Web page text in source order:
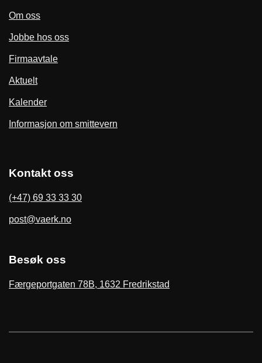
Om oss
Jobbe hos oss
Firmaavtale
Aktuelt
Kalender
Informasjon om smittevern
Kontakt oss
(+47) 69 33 33 30
post@vaerk.no
Besøk oss
Færgeportgaten 78B, 1632 Fredrikstad